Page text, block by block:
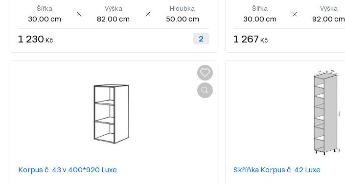
Šířka
30.00 cm
Výška
82.00 cm
Hloubka
50.00 cm
1 230 Kč
Šířka
30.00 cm
Výška
92.00 cm
1 267 Kč
Korpus č. 43 v 400*920 Luxe Skříňka Korpus č. 42 Luxe